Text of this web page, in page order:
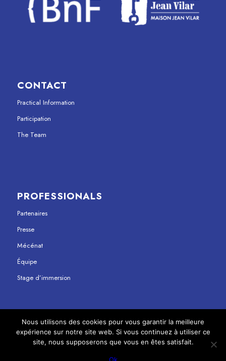
CONTACT
Practical Information
Participation
The Team
PROFESSIONALS
Partenaires
Presse
Mécénat
Équipe
Stage d’immersion
© Copyright - Maison Jean Vilar 2023
Nous utilisons des cookies pour vous garantir la meilleure
expérience sur notre site web. Si vous continuez à utiliser ce
site, nous supposerons que vous en êtes satisfait.